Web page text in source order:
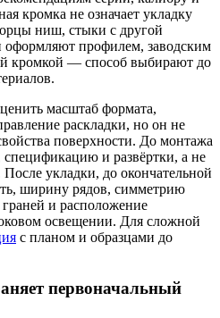
кромка не означает укладку
ниш, стыки с другой
профилем, заводским
кромкой — способ выбирают до
масштаб формата,
раскладки, но он не
поверхности. До монтажа
спецификацию и развёртки, а не
укладки, до окончательной
ширину рядов, симметрию
и расположение
освещении. Для сложной
с планом и образцами до
первоначальный